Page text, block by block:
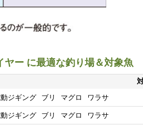
ー に最適な釣り場＆対象魚
ジギング ブリ マグロ ワラサ
ジギング ブリ マグロ ワラサ